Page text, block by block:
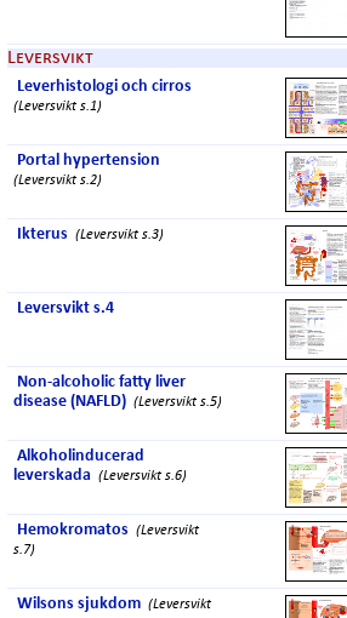
Leversvikt
Leverhistologi och cirros
(Leversvikt s.1)
Portal hypertension
(Leversvikt s.2)
Ikterus (Leversvikt s.3)
Leversvikt s.4
Non-alcoholic fatty liver
disease (NAFLD) (Leversvikt s.5)
Alkoholinducerad
leverskada (Leversvikt s.6)
Hemokromatos (Leversvikt
s.7)
Wilsons sjukdom (Leversvikt